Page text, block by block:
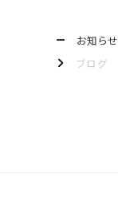
お知らせ
ブログ